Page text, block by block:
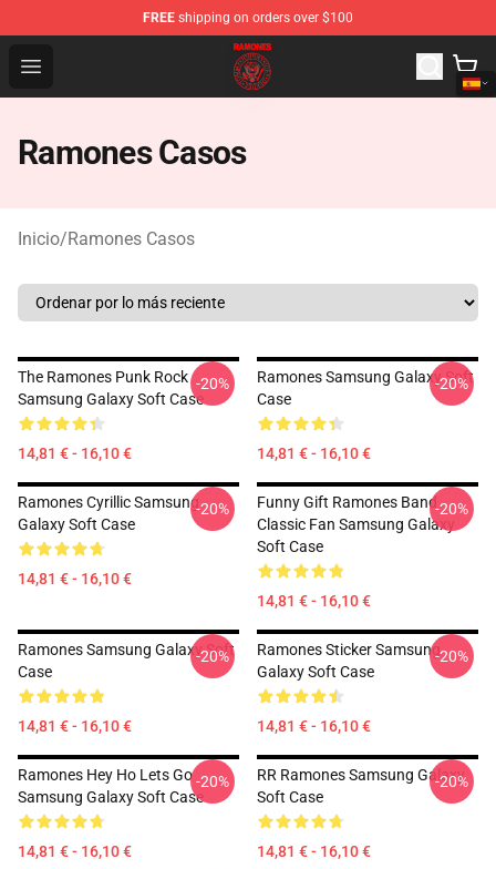
FREE shipping on orders over $100
Open menu
Ramones Store - Official Ramones Merchandise Shop
Ramones Casos
Inicio/Ramones Casos
The Ramones Punk Rock
Samsung Galaxy Soft Case
14,81 € - 16,10 €
-20%
Ramones Samsung Galaxy Soft
Case
14,81 € - 16,10 €
-20%
Ramones Cyrillic Samsung
Galaxy Soft Case
14,81 € - 16,10 €
-20%
Funny Gift Ramones Band
Classic Fan Samsung Galaxy
Soft Case
14,81 € - 16,10 €
-20%
Ramones Samsung Galaxy Soft
Case
14,81 € - 16,10 €
-20%
Ramones Sticker Samsung
Galaxy Soft Case
14,81 € - 16,10 €
-20%
Ramones Hey Ho Lets Go
Samsung Galaxy Soft Case
14,81 € - 16,10 €
-20%
RR Ramones Samsung Galaxy
Soft Case
14,81 € - 16,10 €
-20%